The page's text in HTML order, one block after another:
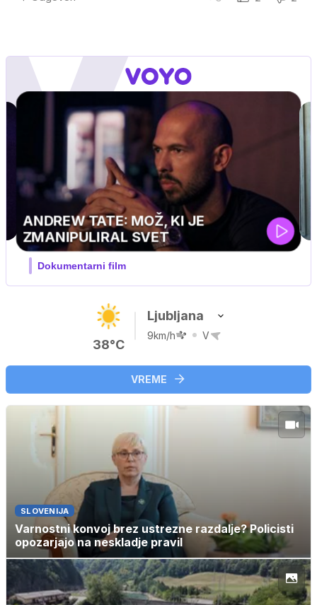
38°C
Ljubljana
9km/h V
VREME
SLOVENIJA
Varnostni konvoj brez ustrezne razdalje? Policisti
opozarjajo na neskladje pravil